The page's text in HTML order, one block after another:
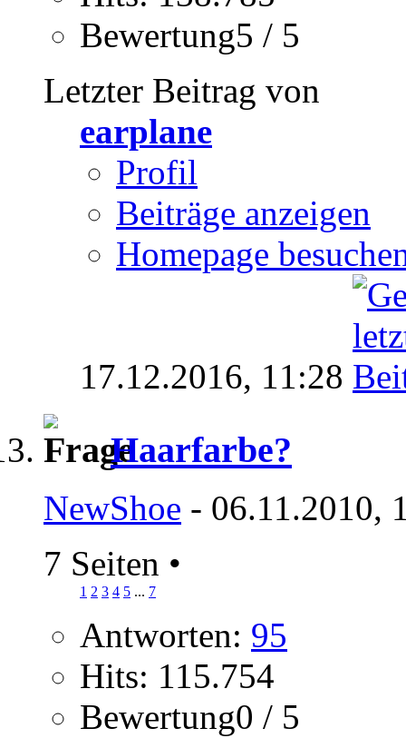
Bewertung5 / 5
Letzter Beitrag von
earplane
Profil
Beiträge anzeigen
Homepage
17.12.2016, 11:28
Haarfarbe?
NewShoe - 06.11.2010,
7 Seiten •
1 2 3 4 5 ... 7
Antworten: 95
Hits: 115.754
Bewertung0 / 5